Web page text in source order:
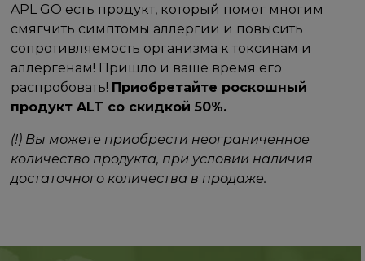
APL GO есть продукт, который помог многим
смягчить симптомы аллергии и повысить
сопротивляемость организма к токсинам и
аллергенам! Пришло и ваше время его
распробовать! Приобретайте роскошный
продукт ALT со скидкой 50%.
(!) Вы можете приобрести неограниченное
количество продукта, при условии наличия
достаточного количества в продаже.